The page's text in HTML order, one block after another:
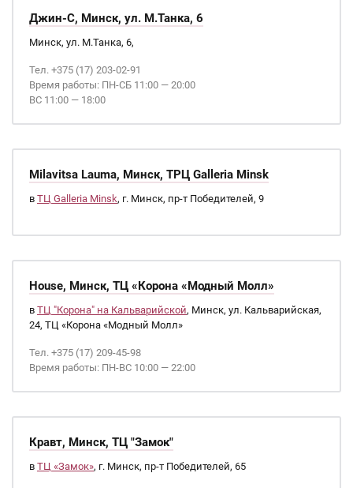
Джин-С, Минск, ул. М.Танка, 6
Минск, ул. М.Танка, 6,
Тел. +375 (17) 203-02-91
Время работы: ПН-СБ 11:00 — 20:00
ВС 11:00 — 18:00
Milavitsa Lauma, Минск, ТРЦ Galleria Minsk
в ТЦ Galleria Minsk, г. Минск, пр-т Победителей, 9
House, Минск, ТЦ «Корона «Модный Молл»
в ТЦ "Корона" на Кальварийской, Минск, ул. Кальварийская,
24, ТЦ «Корона «Модный Молл»
Тел. +375 (17) 209-45-98
Время работы: ПН-ВС 10:00 — 22:00
Кравт, Минск, ТЦ "Замок"
в ТЦ «Замок», г. Минск, пр-т Победителей, 65